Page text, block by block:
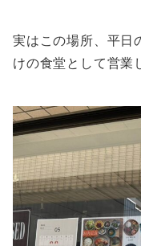
実はこの場所、平日
けの食堂として営業